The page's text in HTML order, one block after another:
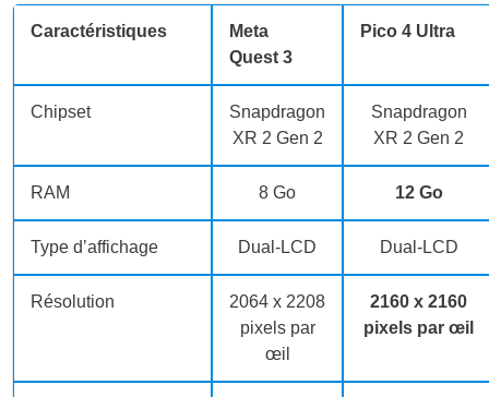
Caractéristiques
Meta
Quest 3
Pico 4 Ultra
Chipset
Snapdragon
XR 2 Gen 2
Snapdragon
XR 2 Gen 2
RAM 8 Go 12 Go
Type d’affichage Dual-LCD Dual-LCD
Résolution
2064 x 2208
pixels par
œil
2160 x 2160
pixels par œil